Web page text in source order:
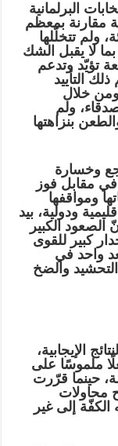
البرلمانية
مقارنة بمعظم
بلغت 56.1 في المئة، ولم تتخلّلها
لا يقبل الشك
تؤيّد وتدعم
التأييد
ومن خلال
ولم
بنزاهتها
وخسارة
في مقابل فوز
ومواقفها
ودولية، بيد
الصعود الكبير
كبير للقوى
واحد في
والضخ
الإيجابية،
ملموسًا على
حينما قرّرت
محاولات
إلى غير